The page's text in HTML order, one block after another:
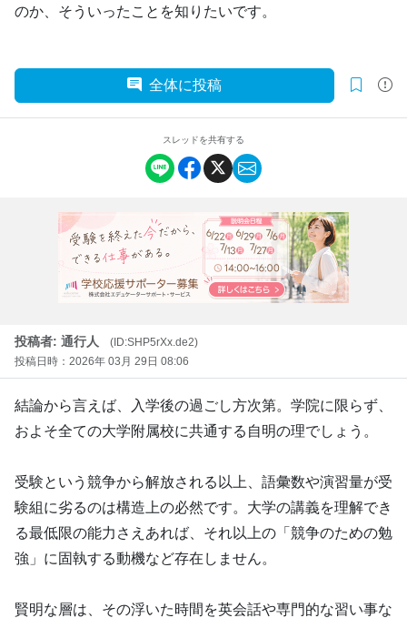
のか、そういったことを知りたいです。
全体に投稿
スレッドを共有する
投稿者: 通行人
(ID:SHP5rXx.de2)
投稿日時：2026年 03月 29日 08:06
結論から言えば、入学後の過ごし方次第。学院に限らず、
およそ全ての大学附属校に共通する自明の理でしょう。
受験という競争から解放される以上、語彙数や演習量が受
験組に劣るのは構造上の必然です。大学の講義を理解でき
る最低限の能力さえあれば、それ以上の「競争のための勉
強」に固執する動機など存在しません。
賢明な層は、その浮いた時間を英会話や専門的な習い事な